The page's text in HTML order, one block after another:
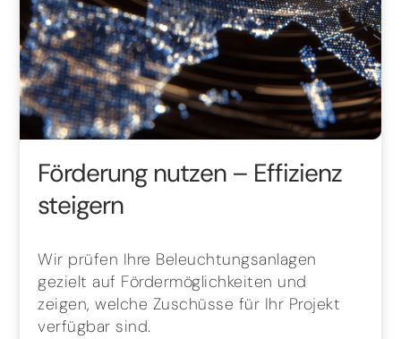
Förderung nutzen – Effizienz
steigern
Wir prüfen Ihre Beleuchtungsanlagen
gezielt auf Fördermöglichkeiten und
zeigen, welche Zuschüsse für Ihr Projekt
verfügbar sind.